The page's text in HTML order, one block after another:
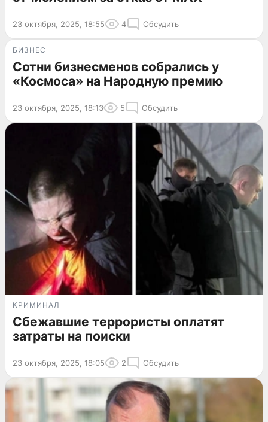
23 октября, 2025, 18:55 4 Обсудить
БИЗНЕС
Сотни бизнесменов собрались у
«Космоса» на Народную премию
23 октября, 2025, 18:13 5 Обсудить
КРИМИНАЛ
Сбежавшие террористы оплатят
затраты на поиски
23 октября, 2025, 18:05 2 Обсудить